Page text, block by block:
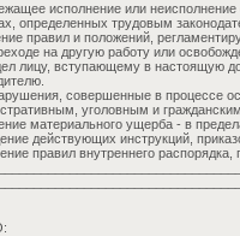
исполнение или
определенных трудовым
правил и положений,
на другую работу или
лицу, вступающему в настоящую
совершенные в процессе
уголовным и
материального ущерба - в
действующих инструкций,
правил внутреннего